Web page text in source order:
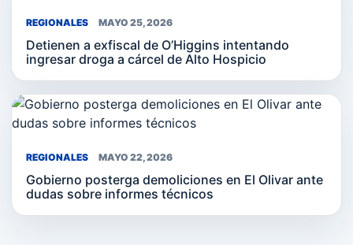
REGIONALES MAYO 25, 2026
Detienen a exfiscal de O’Higgins intentando
ingresar droga a cárcel de Alto Hospicio
REGIONALES MAYO 22, 2026
Gobierno posterga demoliciones en El Olivar ante
dudas sobre informes técnicos